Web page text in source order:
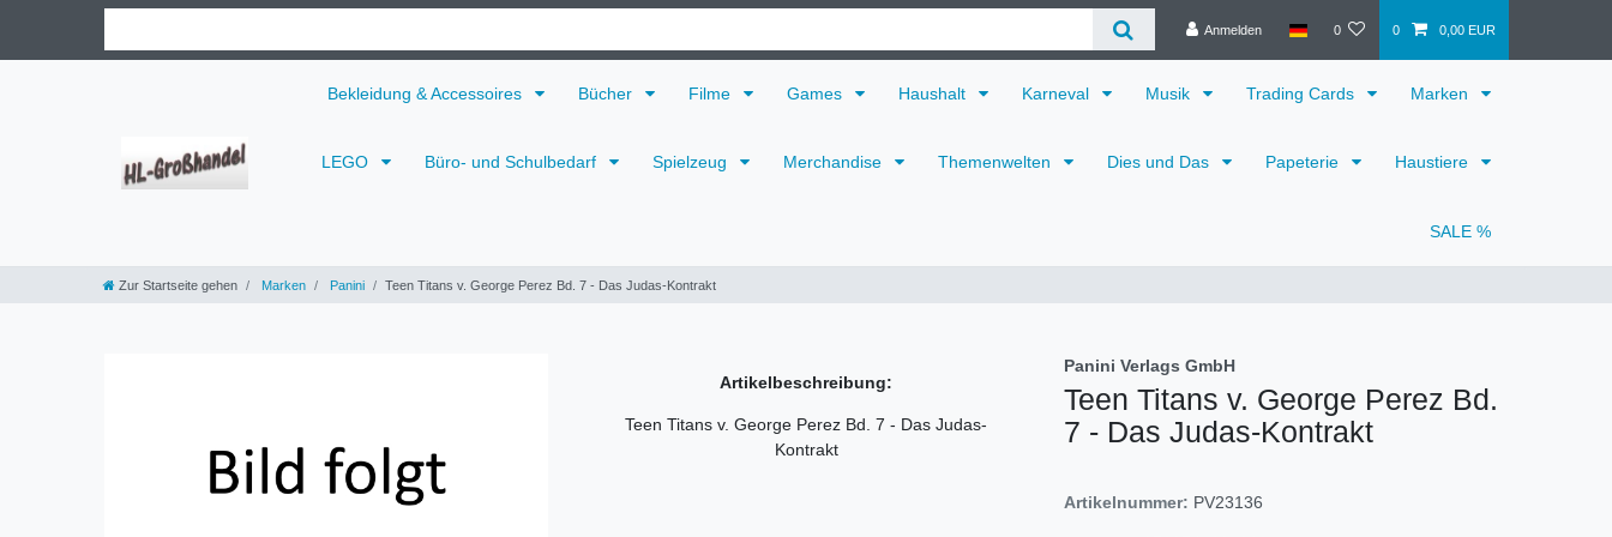
Anmelden 0 0 0,00 EUR
Bekleidung & Accessoires Bücher Filme Games Haushalt Karneval Musik Trading Cards Marken
LEGO Büro- und Schulbedarf Spielzeug Merchandise Themenwelten Dies und Das Papeterie Haustiere
SALE %
Zur Startseite gehen Marken Panini Teen Titans v. George Perez Bd. 7 - Das Judas-Kontrakt
Artikelbeschreibung:
Teen Titans v. George Perez Bd. 7 - Das Judas-
Kontrakt
Panini Verlags GmbH
Teen Titans v. George Perez Bd.
7 - Das Judas-Kontrakt
Artikelnummer: PV23136